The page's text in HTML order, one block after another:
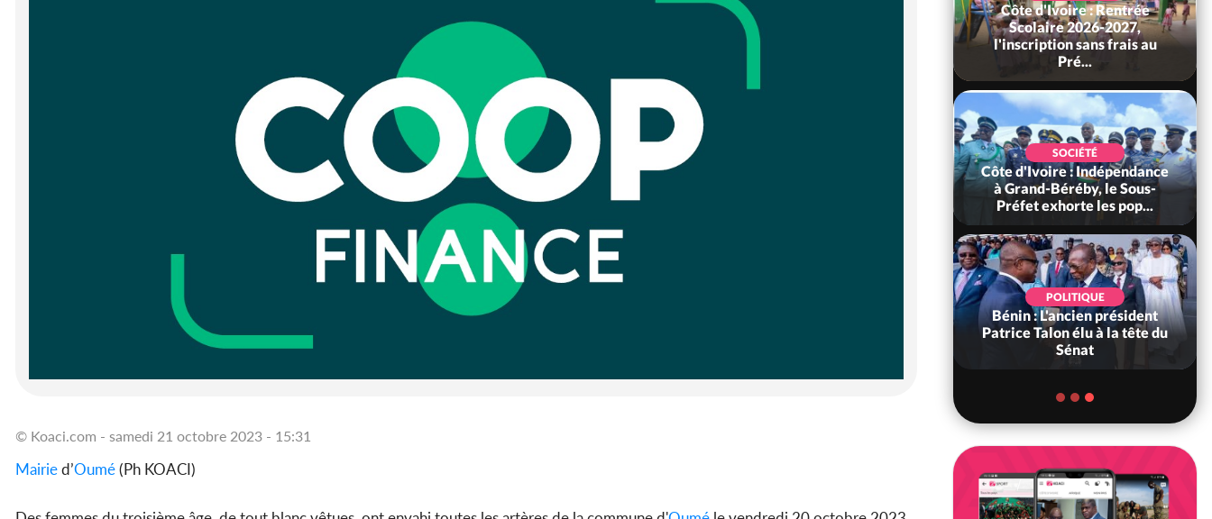
© Koaci.com - samedi 21 octobre 2023 - 15:31
Mairied’Oumé(Ph KOACI)
Côte d'Ivoire : Après le pari
réussi du 66e anniversaire,
Adama Bictogo : «...
POLITIQUE
Côte d'Ivoire : 66e
anniversaire de
l'Indépendance, les Forces de
Défense e...
Côte d'Ivoire : Ouattara
promet des sanctions contre
Côte d'Ivoire : Rentrée
Scolaire 2026-2027,
l'inscription sans frais au
Pré...
SOCIÉTÉ
Côte d'Ivoire : Indépendance
à Grand-Béréby, le Sous-
Préfet exhorte les pop...
POLITIQUE
Bénin : L'ancien président
Patrice Talon élu à la tête du
Sénat